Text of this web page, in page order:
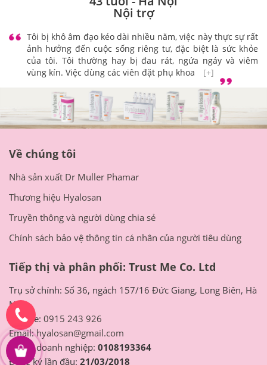
Nội trợ
Tôi bị khô âm đạo kéo dài nhiều năm, việc này thực sự rất
ảnh hưởng đến cuộc sống riêng tư, đặc biệt là sức khỏe
của tôi. Tôi thường hay bị đau rát, ngứa ngáy và viêm
vùng kín. Việc dùng các viên đặt phụ khoa
[+]
Về chúng tôi
Nhà sản xuất Dr Muller Phamar
Thương hiệu Hyalosan
Truyền thông và người dùng chia sẻ
Chính sách bảo vệ thông tin cá nhân của người tiêu dùng
Tiếp thị và phân phối: Trust Me Co. Ltd
Trụ sở chính: Số 36, ngách 157/16 Đức Giang, Long Biên, Hà
Nội
Hotline: 0915 243 926
Email:hyalosan@gmail.com
Mã số doanh nghiệp: 0108193364
Đăng ký lần đầu: 21/03/2018